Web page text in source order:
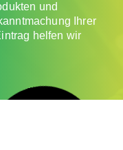
und
Ihrer
helfen wir